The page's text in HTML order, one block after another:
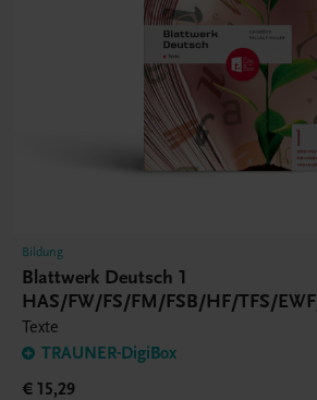
Bildung
Blattwerk Deutsch 1
HAS/FW/FS/FM/FSB/HF/TFS/
Texte
TRAUNER-DigiBox
€ 15,29